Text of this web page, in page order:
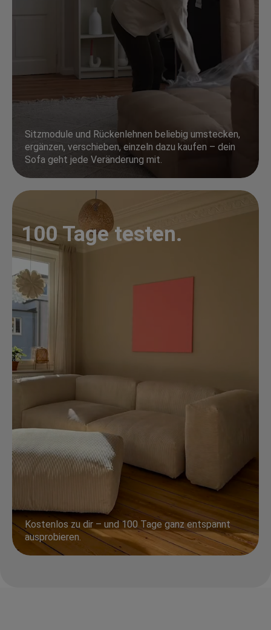
Sitzmodule und Rückenlehnen beliebig umstecken,
ergänzen, verschieben, einzeln dazu kaufen – dein
Sofa geht jede Veränderung mit.
100 Tage testen.
Kostenlos zu dir – und 100 Tage ganz entspannt
ausprobieren.